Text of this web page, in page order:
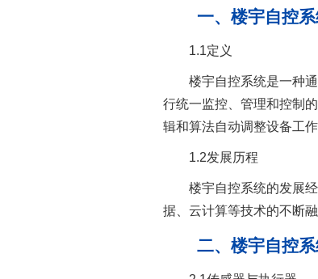
一、楼宇自控系
1.1定义
楼宇自控系统是一种通
行统一监控、管理和控制
辑和算法自动调整设备工
1.2发展历程
楼宇自控系统的发展经
据、云计算等技术的不断
二、楼宇自控系